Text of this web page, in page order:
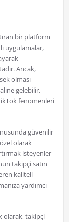
bir platform
uygulamalar,
Ancak,
olması
gelebilir.
fenomenleri
güvenilir
olarak
isteyenler
takipçi satın
kaliteli
yardımcı
olarak, takipçi